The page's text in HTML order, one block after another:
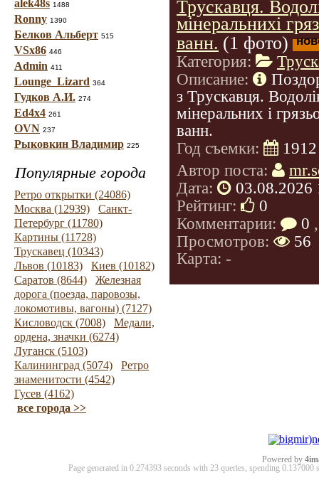
alek48s 1488
Ronny 1390
Белков Альберт 515
VSx86 446
Admin 411
Lounge_Lizard 364
Гудков А.И. 274
Ed4x4 261
OVN 237
Рыковкин Владимир 225
Популярные города
Ретро открытки (24086)
Москва (12939)
Санкт-
Петербург (11780)
Картины (11728)
Трускавец (10343)
Львов (10183)
Киев (10182)
Саратов (8644)
Железная
дорога (поезда, паровозы,
локомотивы, вагоны) (7127)
Кисловодск (7008)
Медали,
ордена, значки (6274)
Луганск (5103)
Калининград (5074)
Ретро
знаменитости (4542)
Гусев (4162)
все города >>
Трускавця.
мінеральнихі
ванн. (1 фото)
Категория:
Описание:
з Трускавця.
мінеральних і
ванн.
Год съемки:
1912
Автор поста:
Дата:
03.08.2026
Рейтинг:
0
Комментарии:
0 ,
Просмотров:
56
Карта: -
Powered by
Page generated in 0.274393 seconds with 23 queries, spending